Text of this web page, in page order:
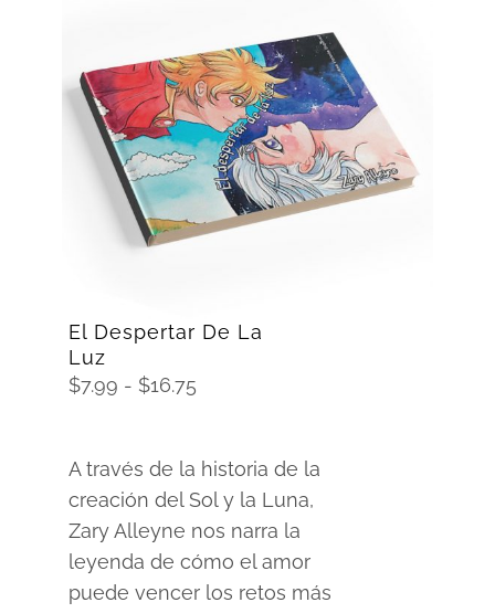
SELECCIONAR OPCIONES
/
DETAILS
El Despertar De La
Luz
$7.99 - $16.75
desde
$7.99
hasta
$16.75
A través de la historia de la
creación del Sol y la Luna,
Zary Alleyne nos narra la
leyenda de cómo el amor
puede vencer los retos más